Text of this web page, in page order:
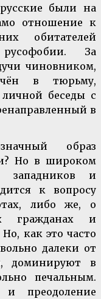
были на
отношение к
обитателей
За
чиновником,
в тюрьму,
беседы с
в
образ
Но в широком
западников и
к вопросу
либо же, о
гражданах и
как это часто
далеки от
доминируют в
печальным.
и преодоление